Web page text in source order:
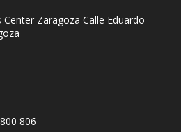
Center Zaragoza Calle Eduardo
806